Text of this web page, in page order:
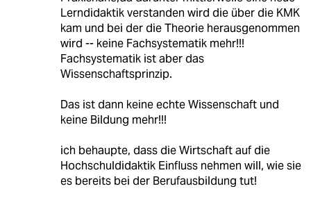
Lerndidaktik verstanden wird die über die KMK
kam und bei der die Theorie herausgenommen
wird -- keine Fachsystematik mehr!!!
Fachsystematik ist aber das
Wissenschaftsprinzip.
Das ist dann keine echte Wissenschaft und
keine Bildung mehr!!!
ich behaupte, dass die Wirtschaft auf die
Hochschuldidaktik Einfluss nehmen will, wie sie
es bereits bei der Berufausbildung tut!